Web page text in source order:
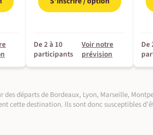
©
©
De 2 à 10
participants
Voir notre
prévision
De
départs de Bordeaux, Lyon, Marseille,
cette destination. Ils sont donc susceptibles